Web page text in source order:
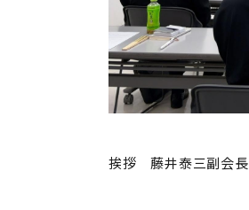
挨拶 藤井泰三副会長